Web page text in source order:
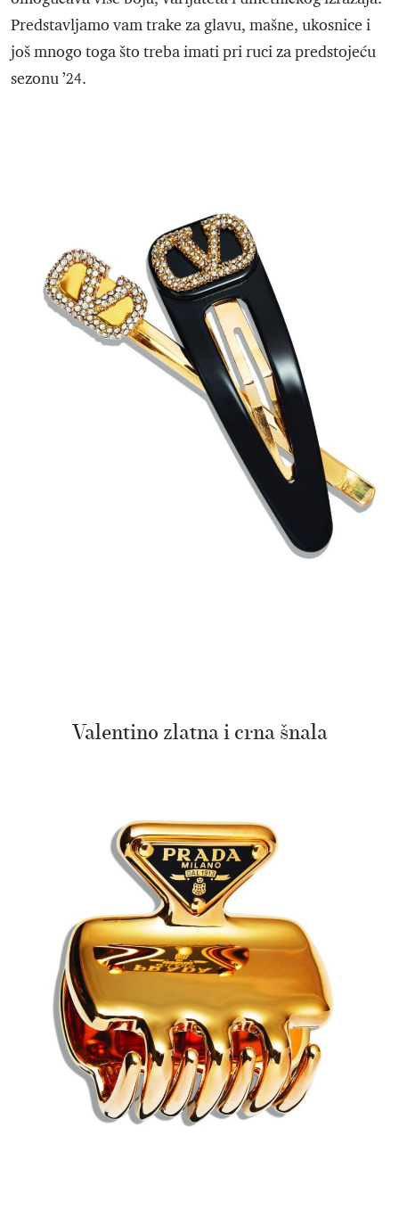
Predstavljamo vam trake za glavu, mašne, ukosnice i
još mnogo toga što treba imati pri ruci za predstojeću
sezonu ’24.
Valentinozlatna i crna šnala